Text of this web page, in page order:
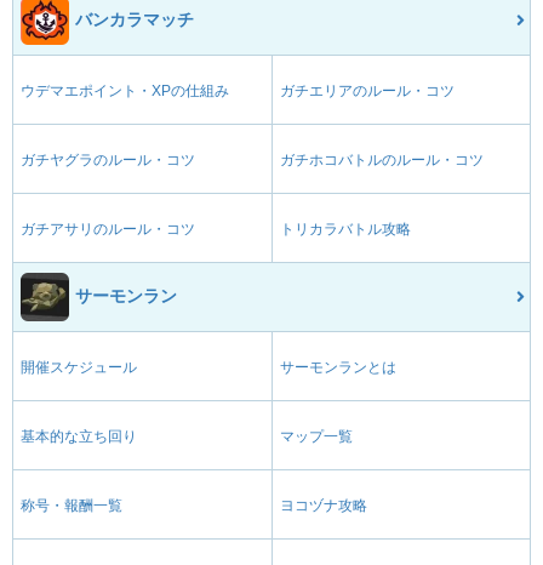
バンカラマッチ
ウデマエポイント・XPの仕組み ガチエリアのルール・コツ
ガチヤグラのルール・コツ ガチホコバトルのルール・コツ
ガチアサリのルール・コツ トリカラバトル攻略
サーモンラン
開催スケジュール サーモンランとは
基本的な立ち回り マップ一覧
称号・報酬一覧 ヨコヅナ攻略